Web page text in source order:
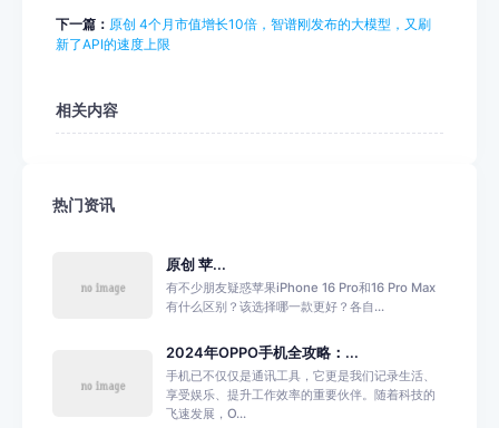
下一篇： 原创 4个月市值增长10倍，智谱刚发布的大模型，又刷
新了API的速度上限
相关内容
热门资讯
原创 苹...
有不少朋友疑惑苹果iPhone 16 Pro和16 Pro Max
有什么区别？该选择哪一款更好？各自...
2024年OPPO手机全攻略：...
手机已不仅仅是通讯工具，它更是我们记录生活、
享受娱乐、提升工作效率的重要伙伴。随着科技的
飞速发展，O...